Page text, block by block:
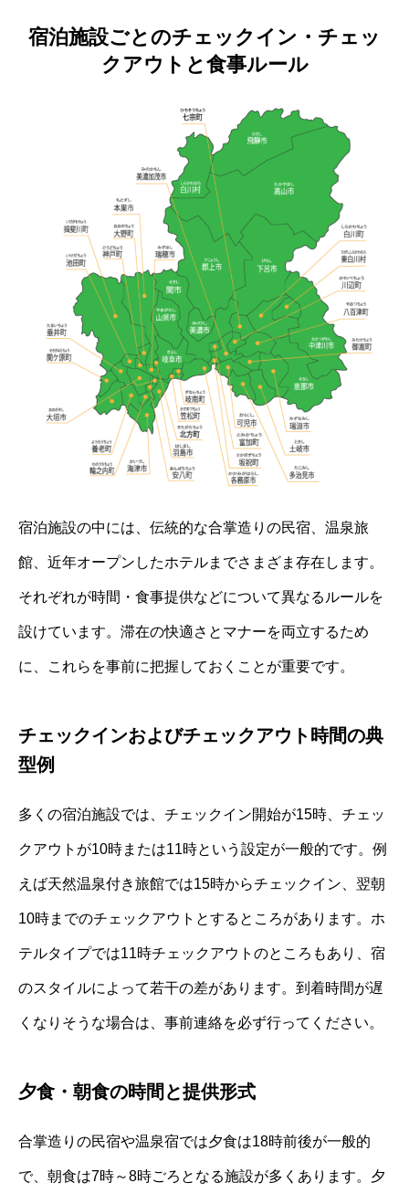
宿泊施設ごとのチェックイン・チェッ
クアウトと食事ルール
宿泊施設の中には、伝統的な合掌造りの民宿、温泉旅
館、近年オープンしたホテルまでさまざま存在します。
それぞれが時間・食事提供などについて異なるルールを
設けています。滞在の快適さとマナーを両立するため
に、これらを事前に把握しておくことが重要です。
チェックインおよびチェックアウト時間の典
型例
多くの宿泊施設では、チェックイン開始が15時、チェッ
クアウトが10時または11時という設定が一般的です。例
えば天然温泉付き旅館では15時からチェックイン、翌朝
10時までのチェックアウトとするところがあります。ホ
テルタイプでは11時チェックアウトのところもあり、宿
のスタイルによって若干の差があります。到着時間が遅
くなりそうな場合は、事前連絡を必ず行ってください。
夕食・朝食の時間と提供形式
合掌造りの民宿や温泉宿では夕食は18時前後が一般的
で、朝食は7時～8時ごろとなる施設が多くあります。夕